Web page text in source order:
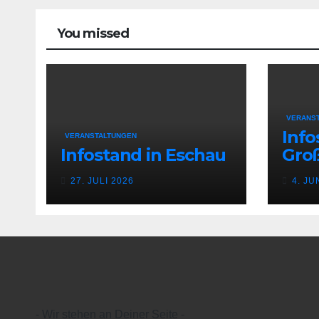
You missed
VERANSTALTUNGEN
Infostand in Eschau
27. JULI 2026 4.